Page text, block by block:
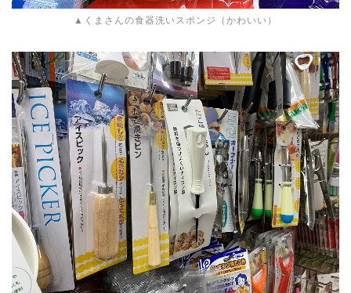
▲くまさんの食器洗いスポンジ（かわいい）